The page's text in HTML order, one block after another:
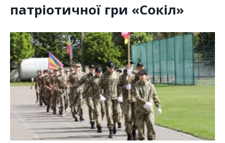
патріотичної гри «Сокіл»